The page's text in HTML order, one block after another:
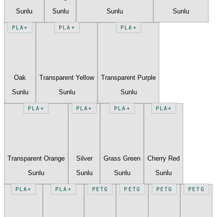
Sunlu
Sunlu
Sunlu
Sunlu
PLA+
Oak
Sunlu
PLA+
Transparent Yellow
Sunlu
PLA+
Transparent Purple
Sunlu
PLA+
Transparent Orange
Sunlu
PLA+
Silver
Sunlu
PLA+
Grass Green
Sunlu
PLA+
Cherry Red
Sunlu
PLA+ PLA+ PETG PETG PETG PETG